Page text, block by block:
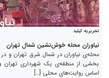
تحریریه کیلید
نیاوران محله خوش‌نشین شمال تهران
محله‌ی نیاوران در شمال شرق تهران و در
بخشی از منطقه‌ی یک شهرداری تهران و
اساس روایت‌های محلی […]